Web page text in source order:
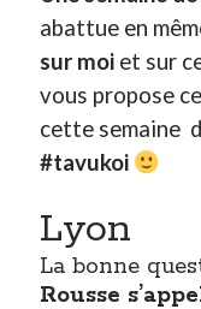
Derniers
Entretien ménagerdans
JFdansC’était pas
littlecelt dans Comment
Renaud Ducher
personnelle
abattue en
sur moi et sur
vous propose
cette semaine
#tavukoi
Lyon
La bonne
Rousse